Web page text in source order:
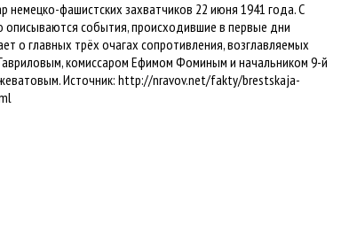
немецко-фашистских захватчиков 22 июня 1941 года. С
описываются события, происходившие в первые дни
о главных трёх очагах сопротивления, возглавляемых
комиссаром Ефимом Фоминым и начальником 9-й
Источник: http://nravov.net/fakty/brestskaja-